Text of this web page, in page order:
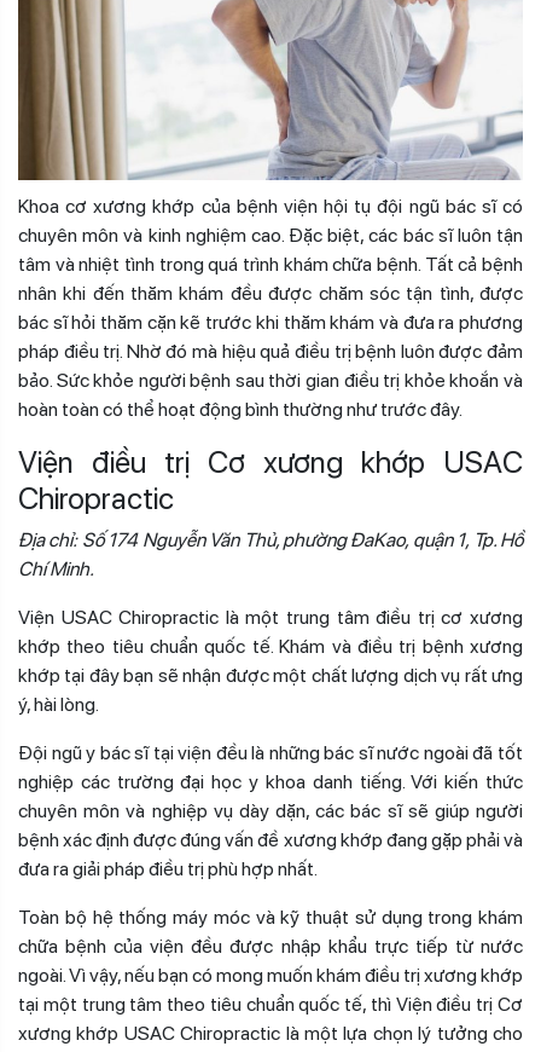
Khoa cơ xương khớp của bệnh viện hội tụ đội ngũ bác sĩ có
chuyên môn và kinh nghiệm cao. Đặc biệt, các bác sĩ luôn tận
tâm và nhiệt tình trong quá trình khám chữa bệnh. Tất cả bệnh
nhân khi đến thăm khám đều được chăm sóc tận tình, được
bác sĩ hỏi thăm cặn kẽ trước khi thăm khám và đưa ra phương
pháp điều trị. Nhờ đó mà hiệu quả điều trị bệnh luôn được đảm
bảo. Sức khỏe người bệnh sau thời gian điều trị khỏe khoắn và
hoàn toàn có thể hoạt động bình thường như trước đây.
Viện điều trị Cơ xương khớp USAC
Chiropractic
Địa chỉ: Số 174 Nguyễn Văn Thủ, phường ĐaKao, quận 1, Tp. Hồ
Chí Minh.
Viện USAC Chiropractic là một trung tâm điều trị cơ xương
khớp theo tiêu chuẩn quốc tế. Khám và điều trị bệnh xương
khớp tại đây bạn sẽ nhận được một chất lượng dịch vụ rất ưng
ý, hài lòng.
Đội ngũ y bác sĩ tại viện đều là những bác sĩ nước ngoài đã tốt
nghiệp các trường đại học y khoa danh tiếng. Với kiến thức
chuyên môn và nghiệp vụ dày dặn, các bác sĩ sẽ giúp người
bệnh xác định được đúng vấn đề xương khớp đang gặp phải và
đưa ra giải pháp điều trị phù hợp nhất.
Toàn bộ hệ thống máy móc và kỹ thuật sử dụng trong khám
chữa bệnh của viện đều được nhập khẩu trực tiếp từ nước
ngoài. Vì vậy, nếu bạn có mong muốn khám điều trị xương khớp
tại một trung tâm theo tiêu chuẩn quốc tế, thì Viện điều trị Cơ
xương khớp USAC Chiropractic là một lựa chọn lý tưởng cho